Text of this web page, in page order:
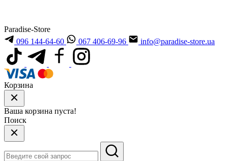
Paradise-Store
096 144-64-60
067 406-69-96 info@paradise-store.ua
Корзина
Ваша корзина пуста!
Поиск